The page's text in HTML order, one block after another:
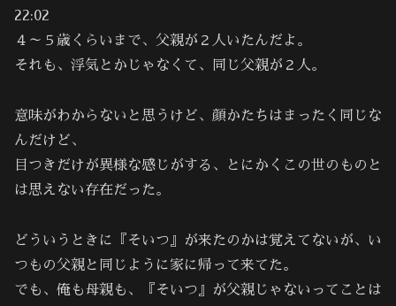
22:02
４～５歳くらいまで、父親が２人いたんだよ。
それも、浮気とかじゃなくて、同じ父親が２人。
意味がわからないと思うけど、顔かたちはまったく同じな
んだけど、
目つきだけが異様な感じがする、とにかくこの世のものと
は思えない存在だった。
どういうときに『そいつ』が来たのかは覚えてないが、い
つもの父親と同じように家に帰って来てた。
でも、俺も母親も、『そいつ』が父親じゃないってことは